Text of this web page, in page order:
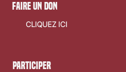
Participer
faire un don
CLIQUEZ ICI